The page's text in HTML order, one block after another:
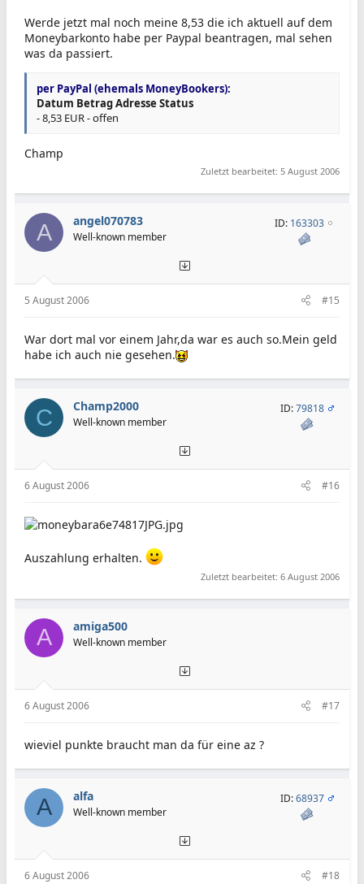
Werde jetzt mal noch meine 8,53 die ich aktuell auf dem
Moneybarkonto habe per Paypal beantragen, mal sehen
was da passiert.
per PayPal (ehemals MoneyBookers):
Datum BetragAdresse Status
-8,53 EUR-offen
Champ
Zuletzt bearbeitet: 5 August 2006
A angel070783
Well-known member
ID: 163303
5 August 2006 #15
War dort mal vor einem Jahr,da war es auch so.Mein geld
habe ich auch nie gesehen.
C Champ2000
Well-known member
ID:79818
6 August 2006 #16
Auszahlung erhalten.
Zuletzt bearbeitet: 6 August 2006
A amiga500
Well-known member
6 August 2006 #17
wieviel punkte braucht man da für eine az ?
A alfa
Well-known member
ID:68937
6 August 2006 #18